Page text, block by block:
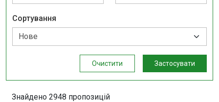
Сортування
Очистити Застосувати
Знайдено 2948 пропозицій